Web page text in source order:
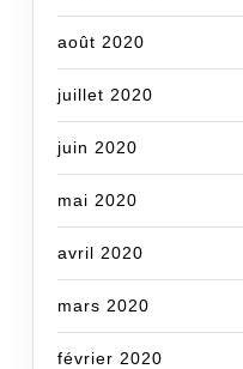
août 2020
juillet 2020
juin 2020
mai 2020
avril 2020
mars 2020
février 2020